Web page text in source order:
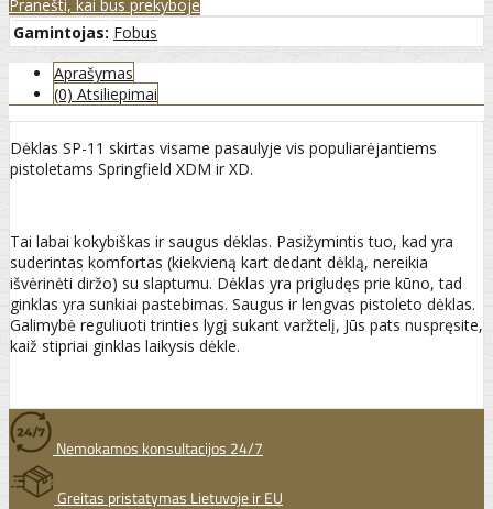
Pranešti, kai bus prekyboje
Gamintojas: Fobus
Aprašymas
(0) Atsiliepimai
Dėklas SP-11 skirtas visame pasaulyje vis populiarėjantiems
pistoletams Springfield XDM ir XD.
Tai labai kokybiškas ir saugus dėklas. Pasižymintis tuo, kad yra
suderintas komfortas (kiekvieną kart dedant dėklą, nereikia
išvėrinėti diržo) su slaptumu. Dėklas yra prigludęs prie kūno, tad
ginklas yra sunkiai pastebimas. Saugus ir lengvas pistoleto dėklas.
Galimybė reguliuoti trinties lygį sukant varžtelį, Jūs pats nuspręsite,
kaiž stipriai ginklas laikysis dėkle.
Nemokamos konsultacijos 24/7
Greitas pristatymas Lietuvoje ir EU